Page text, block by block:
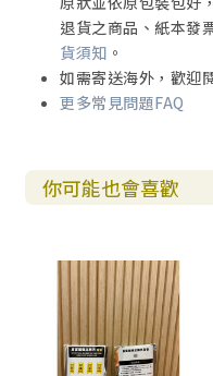
退貨之商品、紙本發
貨須知 。
如需寄送海外，歡迎
更多常見問題FAQ
你可能也會喜歡